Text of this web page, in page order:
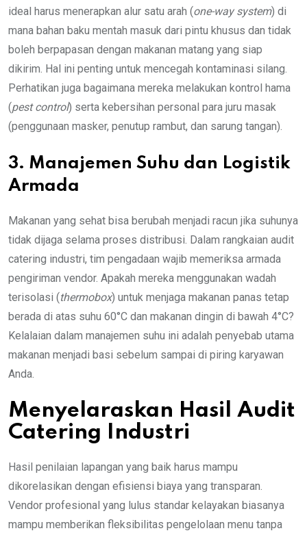
ideal harus menerapkan alur satu arah (one-way system) di
mana bahan baku mentah masuk dari pintu khusus dan tidak
boleh berpapasan dengan makanan matang yang siap
dikirim. Hal ini penting untuk mencegah kontaminasi silang.
Perhatikan juga bagaimana mereka melakukan kontrol hama
(pest control) serta kebersihan personal para juru masak
(penggunaan masker, penutup rambut, dan sarung tangan).
3. Manajemen Suhu dan Logistik
Armada
Makanan yang sehat bisa berubah menjadi racun jika suhunya
tidak dijaga selama proses distribusi. Dalam rangkaian audit
catering industri, tim pengadaan wajib memeriksa armada
pengiriman vendor. Apakah mereka menggunakan wadah
terisolasi (thermobox) untuk menjaga makanan panas tetap
berada di atas suhu 60°C dan makanan dingin di bawah 4°C?
Kelalaian dalam manajemen suhu ini adalah penyebab utama
makanan menjadi basi sebelum sampai di piring karyawan
Anda.
Menyelaraskan Hasil Audit
Catering Industri
Hasil penilaian lapangan yang baik harus mampu
dikorelasikan dengan efisiensi biaya yang transparan.
Vendor profesional yang lulus standar kelayakan biasanya
mampu memberikan fleksibilitas pengelolaan menu tanpa